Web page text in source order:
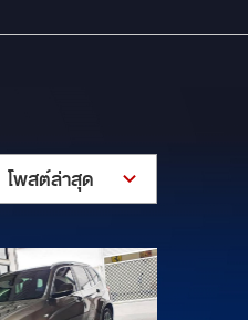
โพสต์ล่าสุด